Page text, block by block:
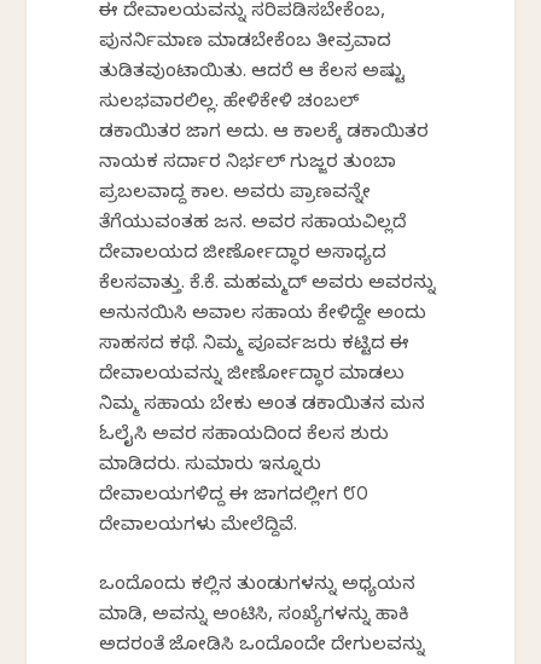
ಈ ದೇವಾಲಯವನ್ನು ಸರಿಪಡಿಸಬೇಕೆಂಬ,
ಪುನರ್ನಿಮಾಣ ಮಾಡಬೇಕೆಂಬ ತೀವ್ರವಾದ
ತುಡಿತವುಂಟಾಯಿತು. ಆದರೆ ಆ ಕೆಲಸ ಅಷ್ಟು
ಸುಲಭವಾಗಿರಲಿಲ್ಲ. ಹೇಳಿಕೇಳಿ ಚಂಬಲ್‌
ಡಕಾಯಿತರ ಜಾಗ ಅದು. ಆ ಕಾಲಕ್ಕೆ ಡಕಾಯಿತರ
ನಾಯಕ ಸರ್ದಾರ ನಿರ್ಭಲ್‌ ಗುಜ್ಜರ ತುಂಬಾ
ಪ್ರಬಲವಾಗಿದ್ದ ಕಾಲ. ಅವರು ಪ್ರಾಣವನ್ನೇ
ತೆಗೆಯುವಂತಹ ಜನ. ಅವರ ಸಹಾಯವಿಲ್ಲದೆ
ದೇವಾಲಯದ ಜೀರ್ಣೋದ್ಧಾರ ಅಸಾಧ್ಯದ
ಕೆಲಸವಾಗಿತ್ತು. ಕೆ.ಕೆ. ಮಹಮ್ಮದ್‌ ಅವರು ಅವರನ್ನು
ಅನುನಯಿಸಿ ಅವಾಲ ಸಹಾಯ ಕೇಳಿದ್ದೇ ಅಂದು
ಸಾಹಸದ ಕಥೆ. ನಿಮ್ಮ ಪೂರ್ವಜರು ಕಟ್ಟಿದ ಈ
ದೇವಾಲಯವನ್ನು ಜೀರ್ಣೋದ್ಧಾರ ಮಾಡಲು
ನಿಮ್ಮ ಸಹಾಯ ಬೇಕು ಅಂತ ಡಕಾಯಿತನ ಮನ
ಓಲೈಸಿ ಅವರ ಸಹಾಯದಿಂದ ಕೆಲಸ ಶುರು
ಮಾಡಿದರು. ಸುಮಾರು ಇನ್ನೂರು
ದೇವಾಲಯಗಳಿದ್ದ ಈ ಜಾಗದಲ್ಲೀಗ ೮೦
ದೇವಾಲಯಗಳು ಮೇಲೆದ್ದಿವೆ.
ಒಂದೊಂದು ಕಲ್ಲಿನ ತುಂಡುಗಳನ್ನು ಅಧ್ಯಯನ
ಮಾಡಿ, ಅವನ್ನು ಅಂಟಿಸಿ, ಸಂಖ್ಯೆಗಳನ್ನು ಹಾಕಿ
ಅದರಂತೆ ಜೋಡಿಸಿ ಒಂದೊಂದೇ ದೇಗುಲವನ್ನು